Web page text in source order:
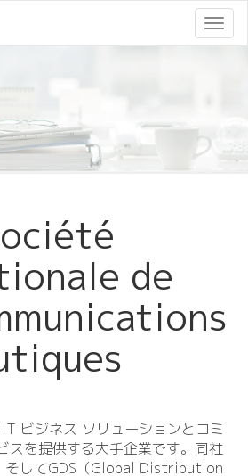
ナ
ビ
de
ビジネス ソリューションとコミ
スを提供する大手企業です。同社
そしてGDS（Global Distribution